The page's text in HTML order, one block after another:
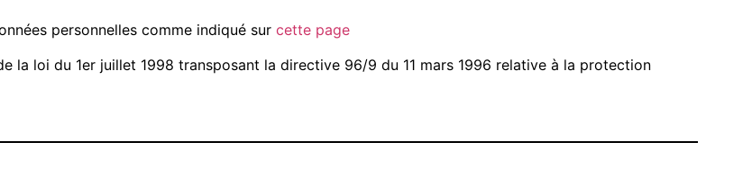
personnelles comme indiqué sur cette page
la loi du 1er juillet 1998 transposant la directive 96/9 du 11 mars 1996 relative à la protection